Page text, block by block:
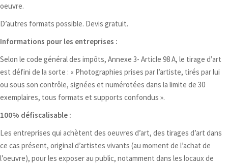
oeuvre.
D’autres formats possible. Devis gratuit.
Informations pour les entreprises :
Selon le code général des impôts, Annexe 3- Article 98 A, le tirage d’art
est défini de la sorte : « Photographies prises par l’artiste, tirés par lui
ou sous son contrôle, signées et numérotées dans la limite de 30
exemplaires, tous formats et supports confondus ».
100% défiscalisable :
Les entreprises qui achètent des oeuvres d’art, des tirages d’art dans
ce cas présent, original d’artistes vivants (au moment de l’achat de
l’oeuvre), pour les exposer au public, notamment dans les locaux de